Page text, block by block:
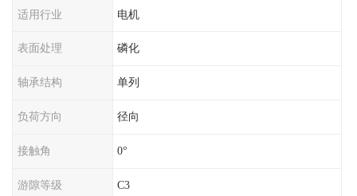
适用行业 电机
表面处理 磷化
轴承结构 单列
负荷方向 径向
接触角 0°
游隙等级 C3